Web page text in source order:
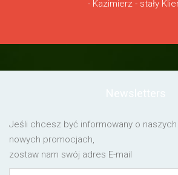
- Kazimierz - stały
Jeśli chcesz być informowany o naszych
nowych promocjach,
zostaw nam swój adres E-mail